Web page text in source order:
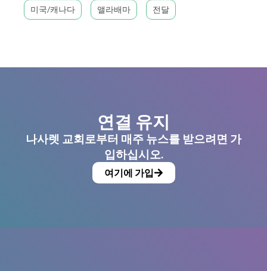
미국/캐나다 앨라배마 전달
연결 유지
나사렛 교회로부터 매주 뉴스를 받으려면 가
입하십시오.
여기에 가입